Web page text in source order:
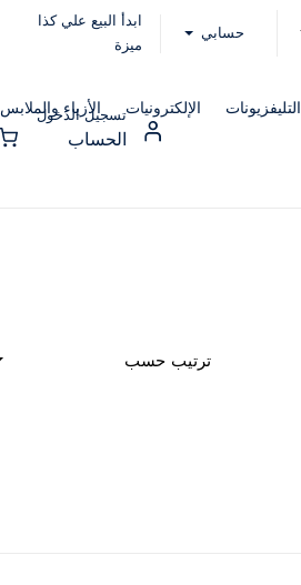
حسابي
ابدأ البيع علي كذا
ميزة
التليفزيونات الإلكترونيات الأزياء والملابس
تسجيل الدخول
الحساب
ترتيب حسب